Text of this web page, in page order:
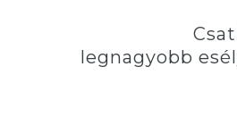
legnagyobb